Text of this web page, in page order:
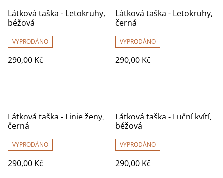
Látková taška - Letokruhy,
béžová
VYPRODÁNO
290,00 Kč
Látková taška - Letokruhy,
černá
VYPRODÁNO
290,00 Kč
Látková taška - Linie ženy,
černá
VYPRODÁNO
290,00 Kč
Látková taška - Luční kvítí,
béžová
VYPRODÁNO
290,00 Kč